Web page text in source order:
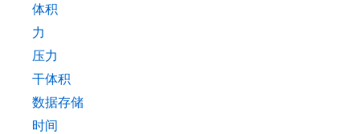
体积
力
压力
干体积
数据存储
时间